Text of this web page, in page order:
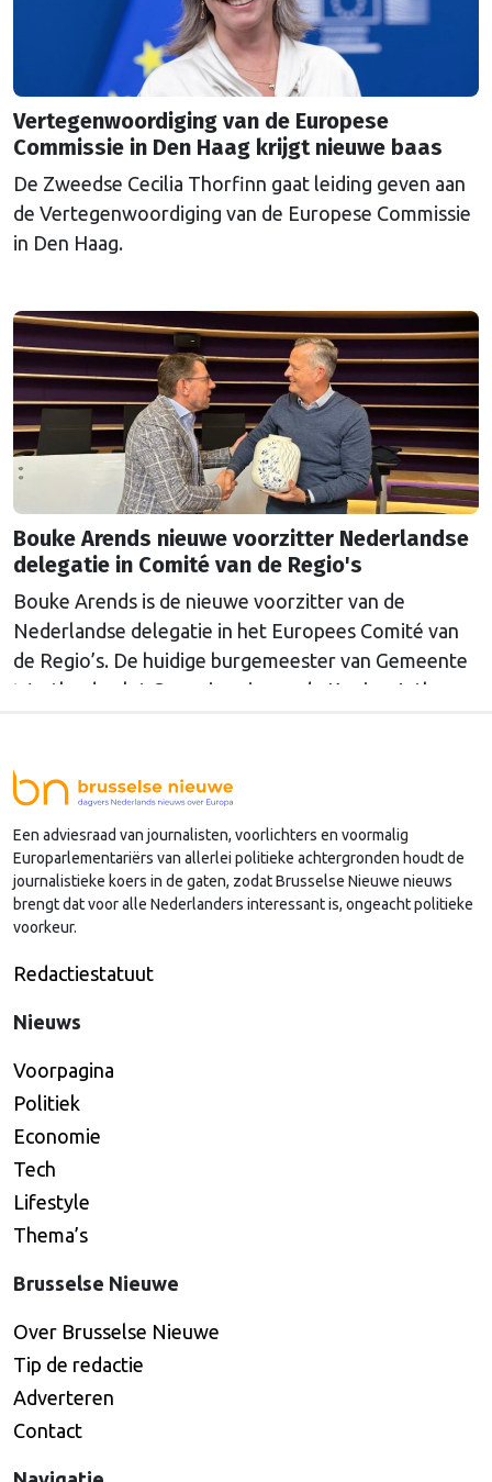
Vertegenwoordiging van de Europese
Commissie in Den Haag krijgt nieuwe baas
De Zweedse Cecilia Thorfinn gaat leiding geven aan
de Vertegenwoordiging van de Europese Commissie
in Den Haag.
Bouke Arends nieuwe voorzitter Nederlandse
delegatie in Comité van de Regio's
Bouke Arends is de nieuwe voorzitter van de
Nederlandse delegatie in het Europees Comité van
de Regio’s. De huidige burgemeester van Gemeente
Westland volgt Commissaris van de Koning Arthur
Nederlandse regio’s behoorlijk succesvol in hun
lobby in Brussel, en dat komt vooral omdat …
Continued
Een adviesraad van journalisten, voorlichters en voormalig
Europarlementariërs van allerlei politieke achtergronden houdt de
journalistieke koers in de gaten, zodat Brusselse Nieuwe nieuws
brengt dat voor alle Nederlanders interessant is, ongeacht politieke
voorkeur.
Redactiestatuut
Nieuws
Voorpagina
Politiek
Economie
Tech
Lifestyle
Thema’s
Brusselse Nieuwe
Over Brusselse Nieuwe
Tip de redactie
Adverteren
Contact